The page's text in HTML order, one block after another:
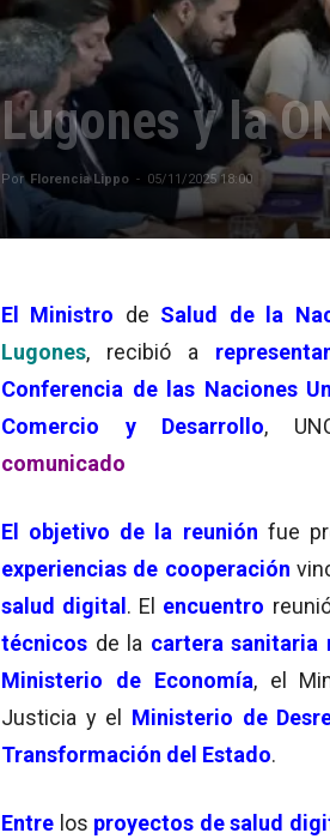
Lugones y la
Por Florencia Lippo - 05/11/2025 18:00
El Ministro de Salud de la
Lugones, recibió a
Conferencia de las Naciones
Comercio y Desarrollo,
comunicado
El objetivo de la reunión fue
experiencias de cooperación
salud digital. El encuentro
técnicos de la cartera sanitaria
Ministerio de Economía, el
Justicia y el Ministerio de
Transformación del Estado.
Entre los proyectos de salud